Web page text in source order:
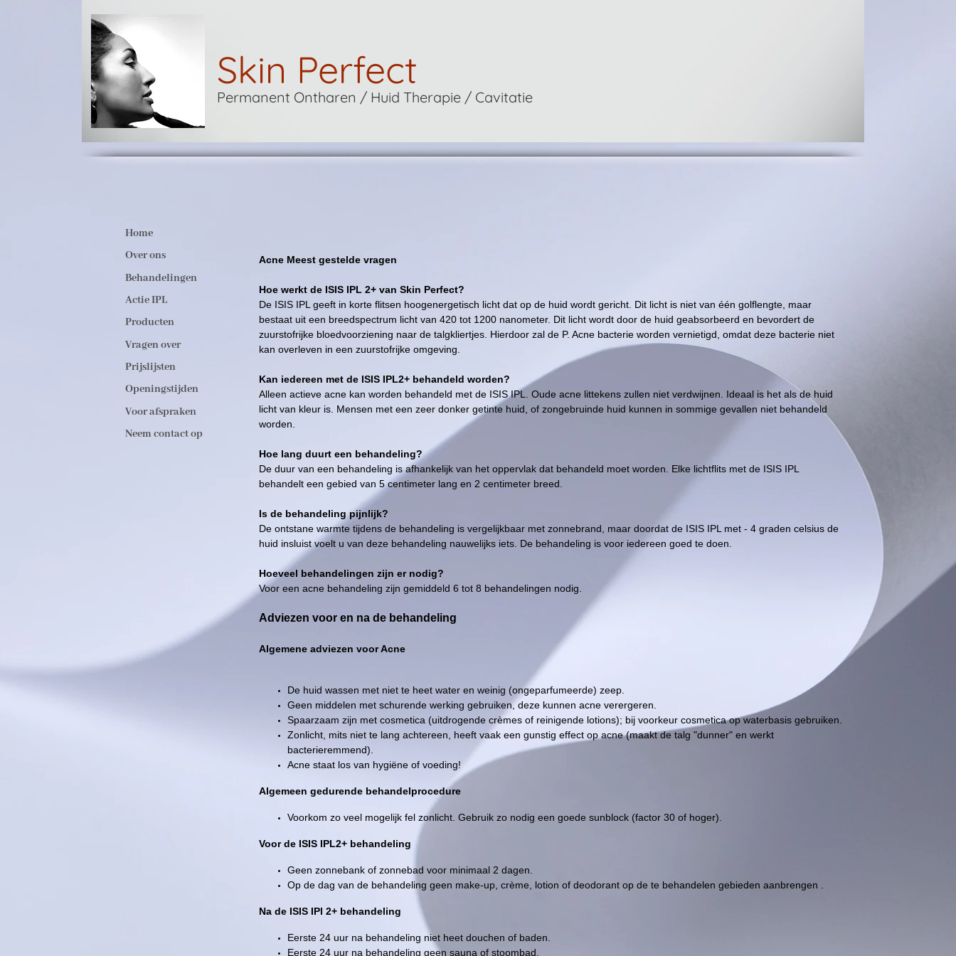
Skin Perfect
Permanent Ontharen / Huid Therapie / Cavitatie
Home
Over ons
Behandelingen
Actie IPL
Producten
Vragen over
Prijslijsten
Openingstijden
Voor afspraken
Neem contact op
Acne Meest gestelde vragen
Hoe werkt de ISIS IPL 2+ van Skin Perfect?
De ISIS IPL geeft in korte flitsen hoogenergetisch licht dat op de huid wordt gericht. Dit licht is niet van één golflengte, maar
bestaat uit een breedspectrum licht van 420 tot 1200 nanometer. Dit licht wordt door de huid geabsorbeerd en bevordert de
zuurstofrijke bloedvoorziening naar de talgkliertjes. Hierdoor zal de P. Acne bacterie worden vernietigd, omdat deze bacterie niet
kan overleven in een zuurstofrijke omgeving.
Kan iedereen met de ISIS IPL2+ behandeld worden?
Alleen actieve acne kan worden behandeld met de ISIS IPL. Oude acne littekens zullen niet verdwijnen. Ideaal is het als de huid
licht van kleur is. Mensen met een zeer donker getinte huid, of zongebruinde huid kunnen in sommige gevallen niet behandeld
worden.
Hoe lang duurt een behandeling?
De duur van een behandeling is afhankelijk van het oppervlak dat behandeld moet worden. Elke lichtflits met de ISIS IPL
behandelt een gebied van 5 centimeter lang en 2 centimeter breed.
Is de behandeling pijnlijk?
De ontstane warmte tijdens de behandeling is vergelijkbaar met zonnebrand, maar doordat de ISIS IPL met - 4 graden celsius de
huid insluist voelt u van deze behandeling nauwelijks iets. De behandeling is voor iedereen goed te doen.
Hoeveel behandelingen zijn er nodig?
Voor een acne behandeling zijn gemiddeld 6 tot 8 behandelingen nodig.
Adviezen voor en na de behandeling
Algemene adviezen voor Acne
De huid wassen met niet te heet water en weinig (ongeparfumeerde) zeep.
Geen middelen met schurende werking gebruiken, deze kunnen acne verergeren.
Spaarzaam zijn met cosmetica (uitdrogende crèmes of reinigende lotions); bij voorkeur cosmetica op waterbasis gebruiken.
Zonlicht, mits niet te lang achtereen, heeft vaak een gunstig effect op acne (maakt de talg "dunner" en werkt
bacterieremmend).
Acne staat los van hygiëne of voeding!
Algemeen gedurende behandelprocedure
Voorkom zo veel mogelijk fel zonlicht. Gebruik zo nodig een goede sunblock (factor 30 of hoger).
Voor de ISIS IPL2+ behandeling
Geen zonnebank of zonnebad voor minimaal 2 dagen.
Op de dag van de behandeling geen make-up, crème, lotion of deodorant op de te behandelen gebieden aanbrengen .
Na de ISIS IPl 2+ behandeling
Eerste 24 uur na behandeling niet heet douchen of baden.
Eerste 24 uur na behandeling geen sauna of stoombad.